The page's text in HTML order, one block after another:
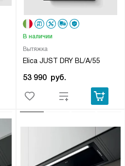
Вытяжка
Elica JUST DRY BL/A/55
В наличии
53 990 руб.